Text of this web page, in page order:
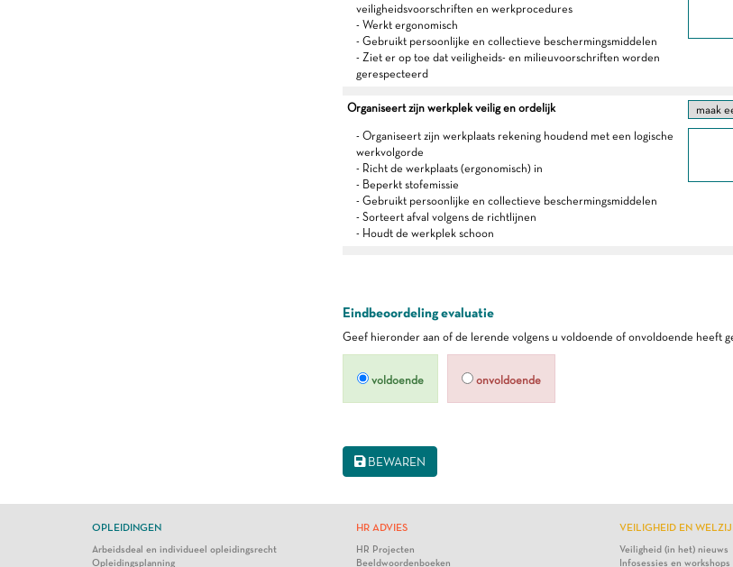
veiligheidsvoorschriften en werkprocedures
- Werkt ergonomisch
- Gebruikt persoonlijke en collectieve beschermingsmiddelen
- Ziet er op toe dat veiligheids- en milieuvoorschriften worden
gerespecteerd
Organiseert zijn werkplek veilig en ordelijk
- Organiseert zijn werkplaats rekening houdend met een logische
werkvolgorde
- Richt de werkplaats (ergonomisch) in
- Beperkt stofemissie
- Gebruikt persoonlijke en collectieve beschermingsmiddelen
- Sorteert afval volgens de richtlijnen
- Houdt de werkplek schoon
Eindbeoordeling evaluatie
Geef hieronder aan of de lerende volgens u voldoende of onvoldoende heeft
voldoende onvoldoende
BEWAREN
OPLEIDINGEN
Arbeidsdeal en individueel opleidingsrecht
Opleidingsplanning
HR ADVIES
HR Projecten
Beeldwoordenboeken
VEILIGHEID EN
Veiligheid (in het) nieuws
Infosessies en workshops